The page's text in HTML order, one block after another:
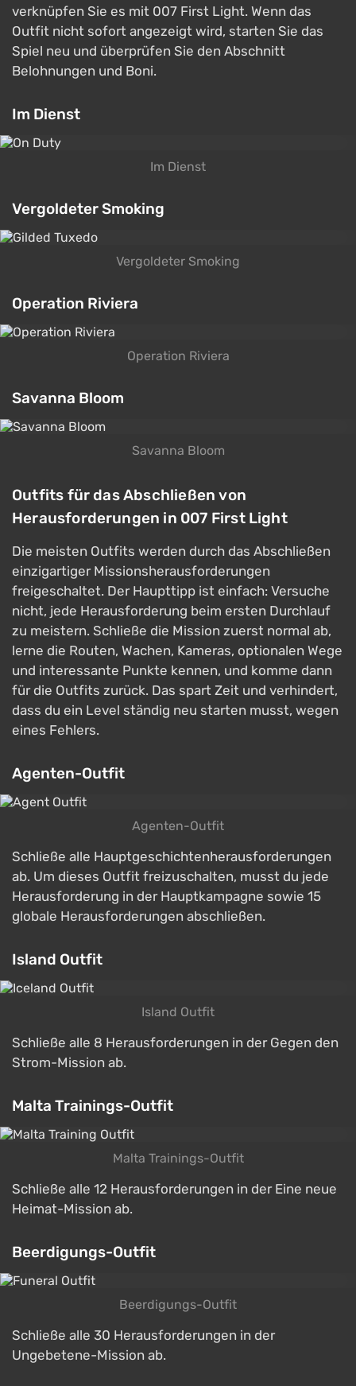
verknüpfen Sie es mit 007 First Light. Wenn das
Outfit nicht sofort angezeigt wird, starten Sie das
Spiel neu und überprüfen Sie den Abschnitt
Belohnungen und Boni.
Im Dienst
Im Dienst
Vergoldeter Smoking
Vergoldeter Smoking
Operation Riviera
Operation Riviera
Savanna Bloom
Savanna Bloom
Outfits für das Abschließen von
Herausforderungen in 007 First Light
Die meisten Outfits werden durch das Abschließen
einzigartiger Missionsherausforderungen
freigeschaltet. Der Haupttipp ist einfach: Versuche
nicht, jede Herausforderung beim ersten Durchlauf
zu meistern. Schließe die Mission zuerst normal ab,
lerne die Routen, Wachen, Kameras, optionalen Wege
und interessante Punkte kennen, und komme dann
für die Outfits zurück. Das spart Zeit und verhindert,
dass du ein Level ständig neu starten musst, wegen
eines Fehlers.
Agenten-Outfit
Agenten-Outfit
Schließe alle Hauptgeschichtenherausforderungen
ab. Um dieses Outfit freizuschalten, musst du jede
Herausforderung in der Hauptkampagne sowie 15
globale Herausforderungen abschließen.
Island Outfit
Island Outfit
Schließe alle 8 Herausforderungen in der Gegen den
Strom-Mission ab.
Malta Trainings-Outfit
Malta Trainings-Outfit
Schließe alle 12 Herausforderungen in der Eine neue
Heimat-Mission ab.
Beerdigungs-Outfit
Beerdigungs-Outfit
Schließe alle 30 Herausforderungen in der
Ungebetene-Mission ab.